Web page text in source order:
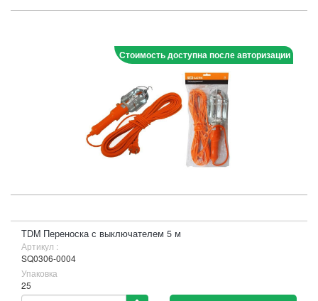
Стоимость доступна после авторизации
TDM Переноска с выключателем 5 м
Артикул :
SQ0306-0004
Упаковка
25